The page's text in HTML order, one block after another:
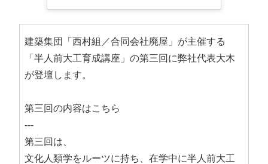
建築集団「西村組／合同会社廃屋」が主催する
「半人前大工育成講座」の第三回に弊社代表大木
が登壇します。
第三回の内容はこちら
---
第三回は、
文化人類学をルーツに持ち、在学中に半人前大工